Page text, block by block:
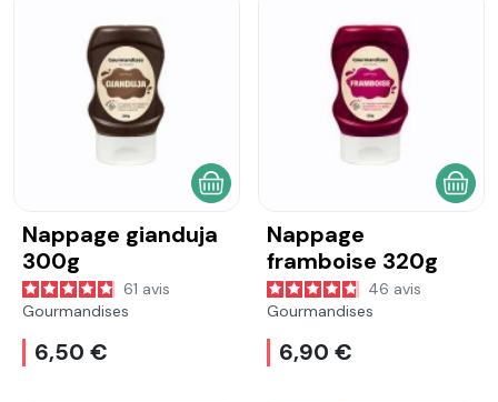
Nappage gianduja
300g
61 avis
Gourmandises
6,50 €
AJOUTER AU PANIER
Nappage
framboise 320g
46 avis
Gourmandises
6,90 €